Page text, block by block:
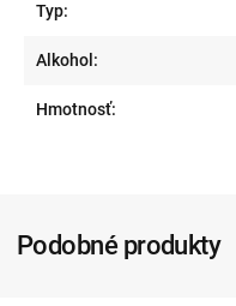
Typ:
Alkohol:
Hmotnosť:
Podobné produkty